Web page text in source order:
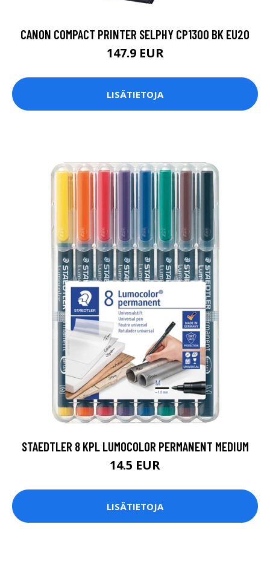
CANON COMPACT PRINTER SELPHY CP1300 BK EU20
147.9 EUR
LISÄTIETOJA
STAEDTLER 8 KPL LUMOCOLOR PERMANENT MEDIUM
14.5 EUR
LISÄTIETOJA